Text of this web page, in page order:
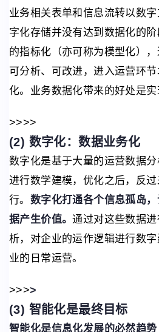
业务相关表单和信息流转以数
字化存储并没有达到数据化的
的指标化（亦可称为模型化），
可分析、可改进，进入运营环
化。业务数据化带来的好处是实
>>>>
(2) 数字化：数据业务化
数字化是基于大量的运营数据
进行数学建模，优化之后，反
行。 数字化打通各个信息孤岛
据产生价值。通过对这些数据
析，对企业的运作逻辑进行数
业的日常运营。
>>>>
(3) 智能化是最终目标
智能化是信息化发展的必然趋势